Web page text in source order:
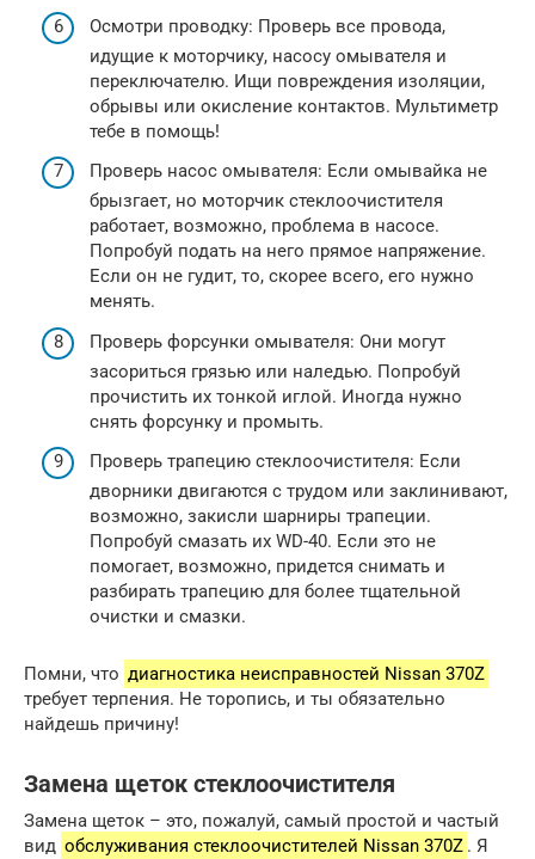
Осмотри проводку: Проверь все провода,
идущие к моторчику, насосу омывателя и
переключателю. Ищи повреждения изоляции,
обрывы или окисление контактов. Мультиметр
тебе в помощь!
Проверь насос омывателя: Если омывайка не
брызгает, но моторчик стеклоочистителя
работает, возможно, проблема в насосе.
Попробуй подать на него прямое напряжение.
Если он не гудит, то, скорее всего, его нужно
менять.
Проверь форсунки омывателя: Они могут
засориться грязью или наледью. Попробуй
прочистить их тонкой иглой. Иногда нужно
снять форсунку и промыть.
Проверь трапецию стеклоочистителя: Если
дворники двигаются с трудом или заклинивают,
возможно, закисли шарниры трапеции.
Попробуй смазать их WD-40. Если это не
помогает, возможно, придется снимать и
разбирать трапецию для более тщательной
очистки и смазки.
Помни, что диагностика неисправностей Nissan 370Z
требует терпения. Не торопись, и ты обязательно
найдешь причину!
Замена щеток стеклоочистителя
Замена щеток – это, пожалуй, самый простой и частый
вид обслуживания стеклоочистителей Nissan 370Z . Я